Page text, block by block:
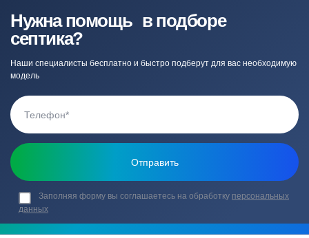
Нужна помощь в подборе
септика?
Наши специалисты бесплатно и быстро подберут для вас необходимую
модель
Заполняя форму вы соглашаетесь на обработку персональных
данных